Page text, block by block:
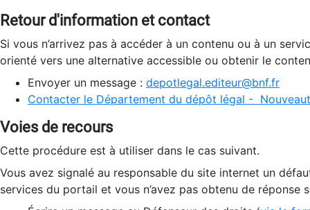
Retour d'information et contact
Si vous n’arrivez pas à accéder à un contenu ou à un
orienté vers une alternative accessible ou obtenir le
Envoyer un message : depotlegal.editeur@bnf.fr
Contacter le Département du dépôt légal -
Voies de recours
Cette procédure est à utiliser dans le cas suivant.
Vous avez signalé au responsable du site internet un
services du portail et vous n’avez pas obtenu de réponse